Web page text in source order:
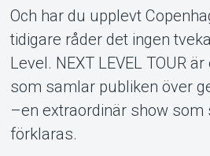
Och har du upplevt
tidigare råder det ingen
Level. NEXT LEVEL TOUR
som samlar publiken över
–en extraordinär show som
förklaras.